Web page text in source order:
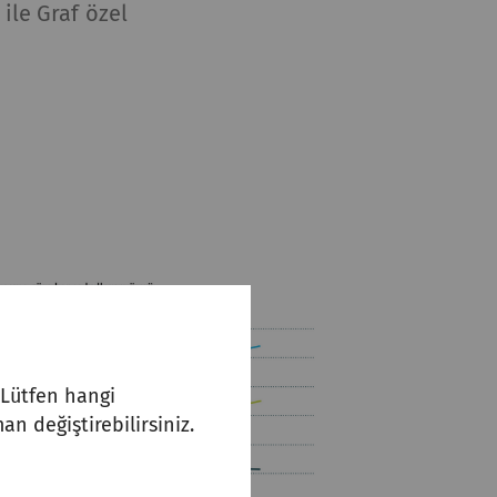
Graf özel
hangi
değiştirebilirsiniz.